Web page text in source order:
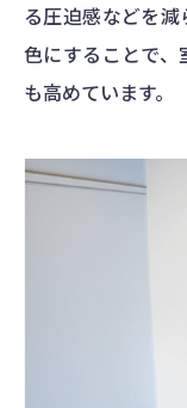
る圧迫感などを
色にすることで
も高めています。